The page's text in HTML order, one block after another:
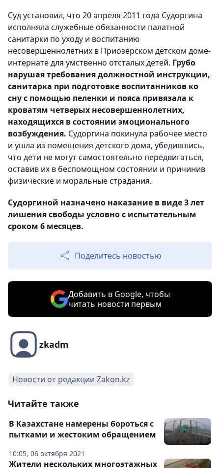
Суд установил, что 20 апреля 2011 года Судоргина
исполняла служебные обязанности палатной
санитарки по уходу и воспитанию
несовершеннолетних в Приозерском детском доме-
интернате для умственно отсталых детей. Грубо
нарушая требования должностной инструкции,
санитарка при подготовке воспитанников ко
сну с помощью пеленки и пояса привязала к
кроватям четверых несовершеннолетних,
находящихся в состоянии эмоционального
возбуждения. Судоргина покинула рабочее место
и ушла из помещения детского дома, убедившись,
что дети не могут самостоятельно передвигаться,
оставив их в беспомощном состоянии и причинив
физические и моральные страдания.
Судоргиной назначено наказание в виде 3 лет
лишения свободы условно с испытательным
сроком 6 месяцев.
Поделитесь новостью
Добавить в Google, чтобы
читать новости первым
zkadm
Новости от редакции Zakon.kz
Читайте также
10:05, 06 октября 2021
В Казахстане намерены бороться с
пытками и жестоким обращением
Жители нескольких многоэтажных